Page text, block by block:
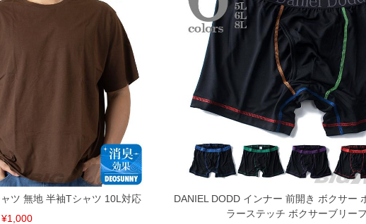
承くださいませ。
が対象。1本5,999円以下の商品は有料（500円+税）となります。）
いる、極端なデザインが施されている等)
ータ画面）によって、商品の色味が若干異なる場合がございます。予めご了承ください。
のお取り寄せ等により、お客様にご迷惑をお掛けしてしまう場合がございます。そのようなことが
ツ 無地 半袖Tシャツ 10L対応
¥1,000
DANIEL DODD インナー 前開き ボクサー
ラーステッチ ボクサーブリー